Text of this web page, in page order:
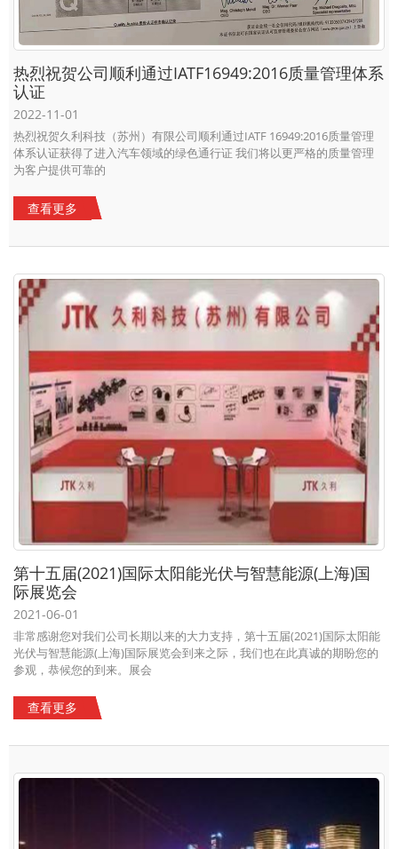
热烈祝贺公司顺利通过IATF16949:2016质量管理体系
认证
2022-11-01
热烈祝贺久利科技（苏州）有限公司顺利通过IATF 16949:2016质量管理
体系认证获得了进入汽车领域的绿色通行证 我们将以更严格的质量管理
为客户提供可靠的
查看更多
第十五届(2021)国际太阳能光伏与智慧能源(上海)国
际展览会
2021-06-01
非常感谢您对我们公司长期以来的大力支持，第十五届(2021)国际太阳能
光伏与智慧能源(上海)国际展览会到来之际，我们也在此真诚的期盼您的
参观，恭候您的到来。展会
查看更多